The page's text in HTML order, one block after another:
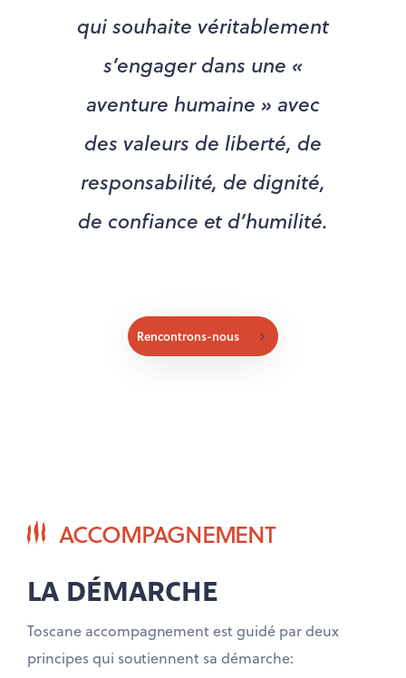
qui souhaite véritablement
s’engager dans une «
aventure humaine » avec
des valeurs de liberté, de
responsabilité, de dignité,
de confiance et d’humilité.
Rencontrons-nous
ACCOMPAGNEMENT
LA DÉMARCHE
Toscane accompagnement est guidé par deux
principes qui soutiennent sa démarche: